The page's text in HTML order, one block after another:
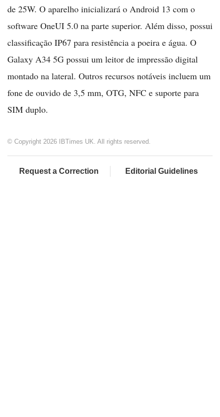
de 25W. O aparelho inicializará o Android 13 com o
software OneUI 5.0 na parte superior. Além disso, possui
classificação IP67 para resistência a poeira e água. O
Galaxy A34 5G possui um leitor de impressão digital
montado na lateral. Outros recursos notáveis incluem um
fone de ouvido de 3,5 mm, OTG, NFC e suporte para
SIM duplo.
© Copyright 2026 IBTimes UK. All rights reserved.
Request a Correction Editorial Guidelines